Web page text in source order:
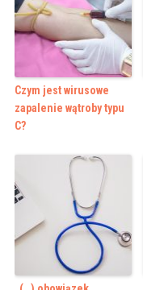
Czym jest wirusowe
zapalenie wątroby typu
C?